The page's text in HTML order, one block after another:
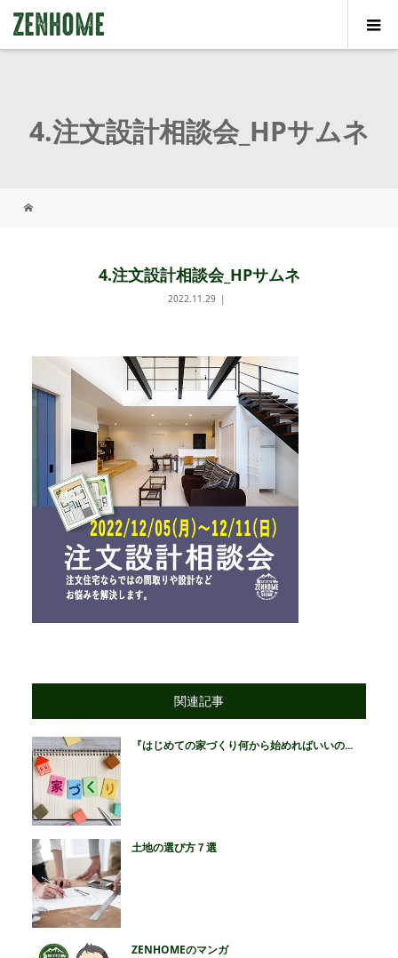
4.注文設計相談会_HPサムネ
4.注文設計相談会_HPサムネ
2022.11.29
関連記事
『はじめての家づくり何から始めればいいの...
土地の選び方７選
ZENHOMEのマンガ